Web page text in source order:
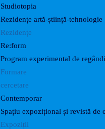
Studiotopia
Rezidențe artă-știință-tehnologie
Rezidențe
Re:form
Program experimental de
Formare
cercetare
Contemporar
Spațiu expozițional și revistă de
Expoziții